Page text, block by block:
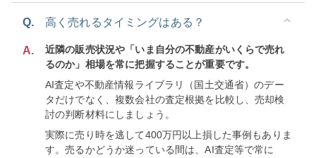
Q. 高く売れるタイミングはある？
A.
近隣の販売状況や「いま自分の不動産がいくらで売れ
るのか」相場を常に把握することが重要です。
AI査定や不動産情報ライブラリ（国土交通省）のデー
タだけでなく、複数会社の査定根拠を比較し、売却検
討の判断材料にしましょう。
実際に売り時を逃して400万円以上損した事例もありま
す。売るかどうか迷っている間は、AI査定等で常に